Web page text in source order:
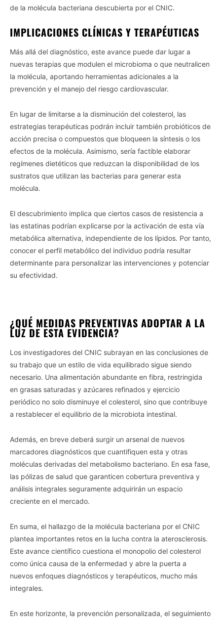
de la molécula bacteriana descubierta por el CNIC.
IMPLICACIONES CLÍNICAS Y TERAPÉUTICAS
Más allá del diagnóstico, este avance puede dar lugar a
nuevas terapias que modulen el microbioma o que neutralicen
la molécula, aportando herramientas adicionales a la
prevención y el manejo del riesgo cardiovascular.
En lugar de limitarse a la disminución del colesterol, las
estrategias terapéuticas podrán incluir también probióticos de
acción precisa o compuestos que bloqueen la síntesis o los
efectos de la molécula. Asimismo, sería factible elaborar
regímenes dietéticos que reduzcan la disponibilidad de los
sustratos que utilizan las bacterias para generar esta
molécula.
El descubrimiento implica que ciertos casos de resistencia a
las estatinas podrían explicarse por la activación de esta vía
metabólica alternativa, independiente de los lípidos. Por tanto,
conocer el perfil metabólico del individuo podría resultar
determinante para personalizar las intervenciones y potenciar
su efectividad.
¿QUÉ MEDIDAS PREVENTIVAS ADOPTAR A LA
LUZ DE ESTA EVIDENCIA?
Los investigadores del CNIC subrayan en las conclusiones de
su trabajo que un estilo de vida equilibrado sigue siendo
necesario. Una alimentación abundante en fibra, restringida
en grasas saturadas y azúcares refinados y ejercicio
periódico no solo disminuye el colesterol, sino que contribuye
a restablecer el equilibrio de la microbiota intestinal.
Además, en breve deberá surgir un arsenal de nuevos
marcadores diagnósticos que cuantifiquen esta y otras
moléculas derivadas del metabolismo bacteriano. En esa fase,
las pólizas de salud que garanticen cobertura preventiva y
análisis integrales seguramente adquirirán un espacio
creciente en el mercado.
En suma, el hallazgo de la molécula bacteriana por el CNIC
plantea importantes retos en la lucha contra la aterosclerosis.
Este avance científico cuestiona el monopolio del colesterol
como única causa de la enfermedad y abre la puerta a
nuevos enfoques diagnósticos y terapéuticos, mucho más
integrales.
En este horizonte, la prevención personalizada, el seguimiento